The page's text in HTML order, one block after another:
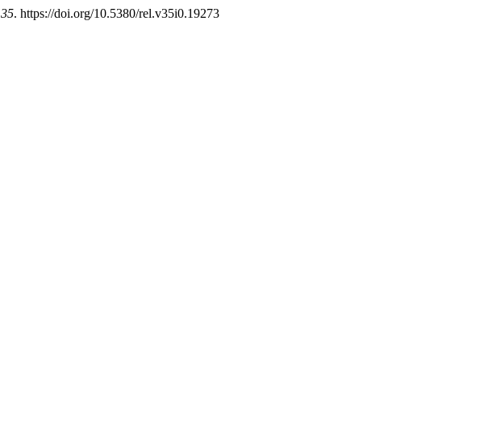
35. https://doi.org/10.5380/rel.v35i0.19273